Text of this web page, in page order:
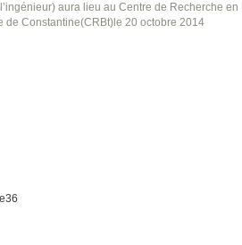
aura lieu au Centre de Recherche en
de Constantine(CRBt)le 20 octobre 2014